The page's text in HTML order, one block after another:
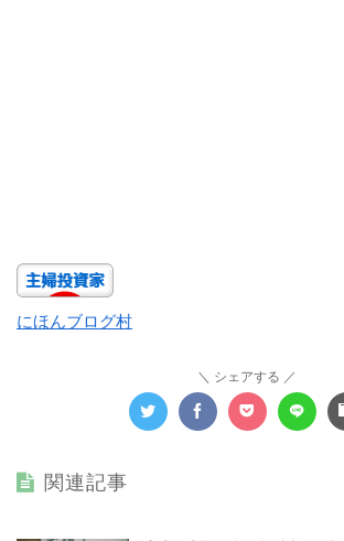
にほんブログ村
シェアする
関連記事